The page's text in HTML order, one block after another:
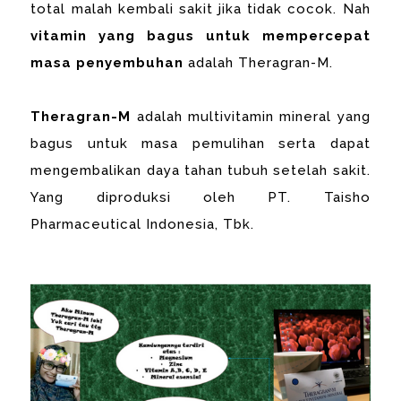
total malah kembali sakit jika tidak cocok. Nah
vitamin yang bagus untuk mempercepat
masa penyembuhanadalah Theragran-M.
Theragran-M adalah multivitamin mineral yang
bagus untuk masa pemulihan serta dapat
mengembalikan daya tahan tubuh setelah sakit.
Yang diproduksi oleh PT. Taisho
Pharmaceutical Indonesia, Tbk.